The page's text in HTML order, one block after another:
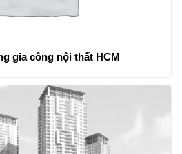
gia công nội thất HCM